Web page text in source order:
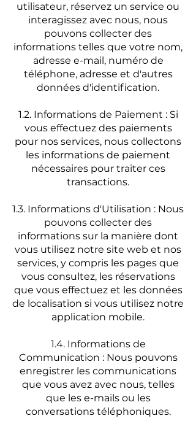
utilisateur, réservez un service ou
interagissez avec nous, nous
pouvons collecter des
informations telles que votre nom,
adresse e-mail, numéro de
téléphone, adresse et d'autres
données d'identification.
1.2. Informations de Paiement : Si
vous effectuez des paiements
pour nos services, nous collectons
les informations de paiement
nécessaires pour traiter ces
transactions.
1.3. Informations d'Utilisation : Nous
pouvons collecter des
informations sur la manière dont
vous utilisez notre site web et nos
services, y compris les pages que
vous consultez, les réservations
que vous effectuez et les données
de localisation si vous utilisez notre
application mobile.
1.4. Informations de
Communication : Nous pouvons
enregistrer les communications
que vous avez avec nous, telles
que les e-mails ou les
conversations téléphoniques.